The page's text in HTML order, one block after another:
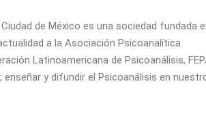
de México es una sociedad fundada
a la Asociación Psicoanalítica
Latinoamericana de Psicoanálisis,
y difundir el Psicoanálisis en